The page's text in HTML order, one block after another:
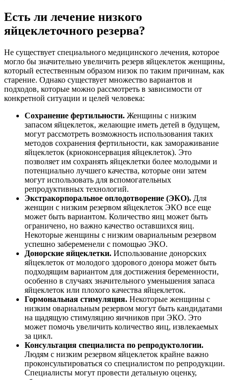
Есть ли лечение низкого
яйцеклеточного резерва?
Не существует специального медицинского лечения, которое
могло бы значительно увеличить резерв яйцеклеток женщины,
который естественным образом низок по таким причинам, как
старение. Однако существует множество вариантов и
подходов, которые можно рассмотреть в зависимости от
конкретной ситуации и целей человека:
Сохранение фертильности. Женщины с низким
запасом яйцеклеток, желающие иметь детей в будущем,
могут рассмотреть возможность использования таких
методов сохранения фертильности, как замораживание
яйцеклеток (криоконсервация яйцеклеток). Это
позволяет им сохранять яйцеклетки более молодыми и
потенциально лучшего качества, которые они затем
могут использовать для вспомогательных
репродуктивных технологий.
Экстракорпоральное оплодотворение (ЭКО). Для
женщин с низким резервом яйцеклеток ЭКО все еще
может быть вариантом. Количество яиц может быть
ограничено, но важно качество оставшихся яиц.
Некоторые женщины с низким овариальным резервом
успешно забеременели с помощью ЭКО.
Донорские яйцеклетки. Использование донорских
яйцеклеток от молодого здорового донора может быть
подходящим вариантом для достижения беременности,
особенно в случаях значительного уменьшения запаса
яйцеклеток или плохого качества яйцеклеток.
Гормональная стимуляция. Некоторые женщины с
низким овариальным резервом могут быть кандидатами
на щадящую стимуляцию яичников при ЭКО. Это
может помочь увеличить количество яиц, извлекаемых
за цикл.
Консультация специалиста по репродуктологии.
Людям с низким резервом яйцеклеток крайне важно
проконсультироваться со специалистом по репродукции.
Специалисты могут провести детальную оценку,